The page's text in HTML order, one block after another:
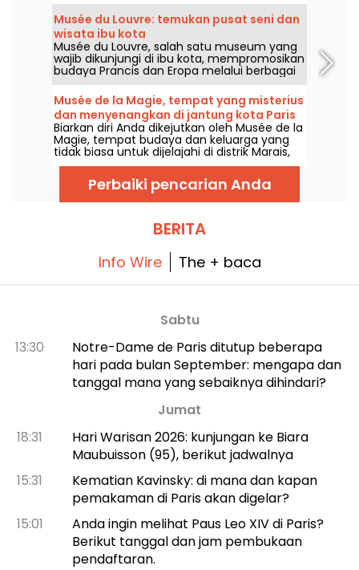
hingga Juni. Ceramah-ceramah gratis juga
diselenggarakan secara berkala oleh
museum. Sejumlah acara ini bisa bikin siapa
saja makin jago soal sejarah seni!
Musée du Louvre: temukan pusat seni dan
wisata ibu kota
Musée du Louvre, salah satu museum yang
wajib dikunjungi di ibu kota, mempromosikan
budaya Prancis dan Eropa melalui berbagai
mahakarya yang dipamerkan, terbukti
dengan 8 juta pengunjung per tahun yang
datang untuk menikmati senyuman Mona
Lisa atau semangat Liberty yang memandu
rakyat. Ini adalah tempat yang sarat dengan
sejarah, di mana seni telah berkembang
selama dua abad, dan wajib dikunjungi jika
Anda sedang berada di Paris!
Musée de la Magie, tempat yang misterius
dan menyenangkan di jantung kota Paris
Biarkan diri Anda dikejutkan oleh Musée de la
Magie, tempat budaya dan keluarga yang
tidak biasa untuk dijelajahi di distrik Marais,
Paris.
Perbaiki pencarian Anda
BERITA
Info Wire The + baca
Sabtu
13:30
Notre-Dame de Paris ditutup beberapa
hari pada bulan September: mengapa dan
tanggal mana yang sebaiknya dihindari?
Jumat
18:31
Hari Warisan 2026: kunjungan ke Biara
Maubuisson (95), berikut jadwalnya
15:31
Kematian Kavinsky: di mana dan kapan
pemakaman di Paris akan digelar?
15:01
Anda ingin melihat Paus Leo XIV di Paris?
Berikut tanggal dan jam pembukaan
pendaftaran.